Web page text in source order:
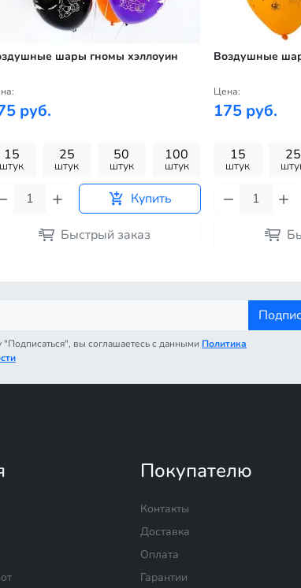
шары гномы хэллоуин
руб.
15
штук
25
штук
50
штук
100
штук
Купить
Быстрый заказ
Воздушные
Цена:
175 руб.
15
штук
25
вы соглашаетесь с данными Политика
Покупателю
Контакты
Доставка
Оплата
Гарантии